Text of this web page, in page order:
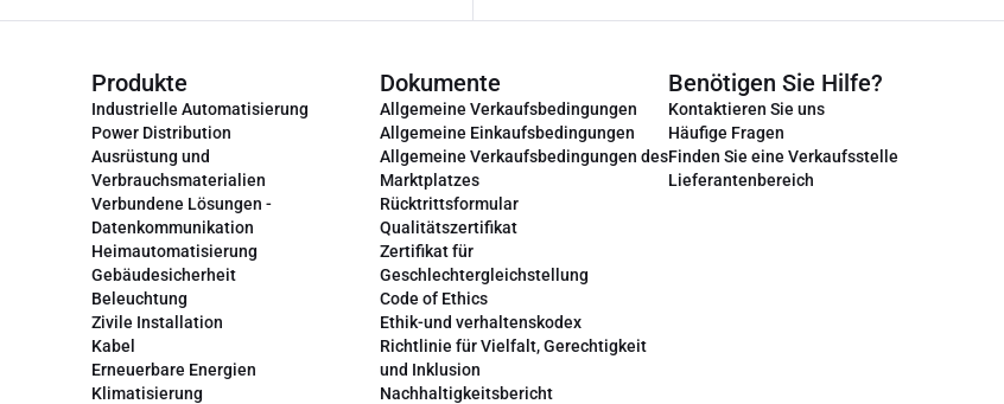
Produkte
Industrielle Automatisierung
Power Distribution
Ausrüstung und
Verbrauchsmaterialien
Verbundene Lösungen -
Datenkommunikation
Heimautomatisierung
Gebäudesicherheit
Beleuchtung
Zivile Installation
Kabel
Erneuerbare Energien
Klimatisierung
Dokumente
Allgemeine Verkaufsbedingungen
Allgemeine Einkaufsbedingungen
Allgemeine Verkaufsbedingungen des
Marktplatzes
Rücktrittsformular
Qualitätszertifikat
Zertifikat für
Geschlechtergleichstellung
Code of Ethics
Ethik-und verhaltenskodex
Richtlinie für Vielfalt, Gerechtigkeit
und Inklusion
Nachhaltigkeitsbericht
Benötigen Sie Hilfe?
Kontaktieren Sie uns
Häufige Fragen
Finden Sie eine Verkaufsstelle
Lieferantenbereich